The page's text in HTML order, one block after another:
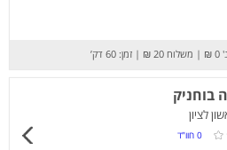
₪
| משלוח 20 ₪ | זמן: 60 דק’
בוחניק
0 חוו”ד